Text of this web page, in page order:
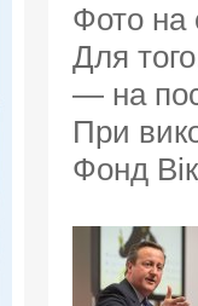
Фото на
Для
— на
При
Фонд